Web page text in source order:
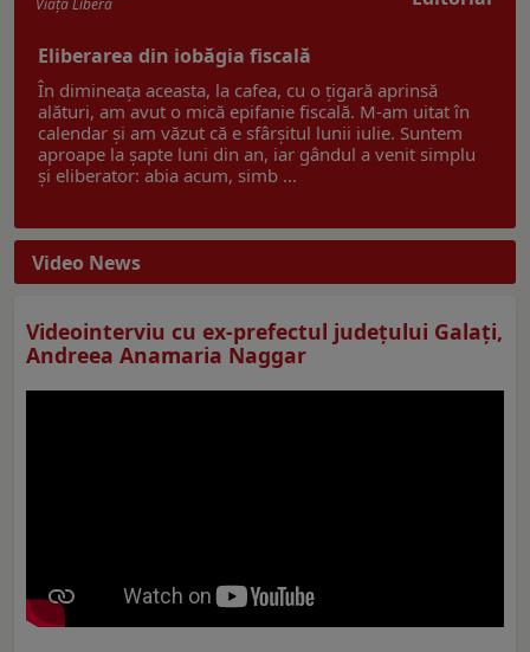
Eliberarea din iobăgia fiscală
În dimineața aceasta, la cafea, cu o țigară aprinsă
alături, am avut o mică epifanie fiscală. M-am uitat în
calendar și am văzut că e sfârșitul lunii iulie. Suntem
aproape la șapte luni din an, iar gândul a venit simplu
și eliberator: abia acum, simb ...
Video News
Videointerviu cu ex-prefectul judeţului Galaţi,
Andreea Anamaria Naggar